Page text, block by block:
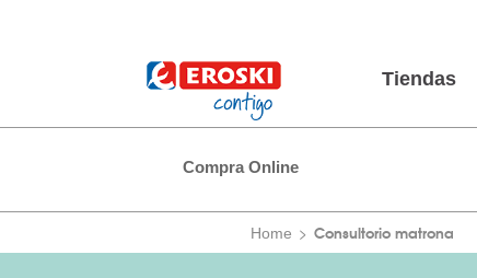
Tiendas
Compra Online
Home Consultorio matrona